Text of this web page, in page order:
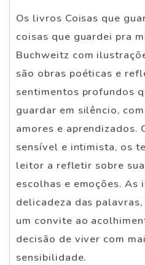
Os livros Coisas que
coisas que guardei pra
Buchweitz com
são obras poéticas e
sentimentos profundos
guardar em silêncio,
amores e aprendizados.
sensível e intimista, os
leitor a refletir sobre
escolhas e emoções.
delicadeza das
um convite ao
decisão de viver com
sensibilidade.